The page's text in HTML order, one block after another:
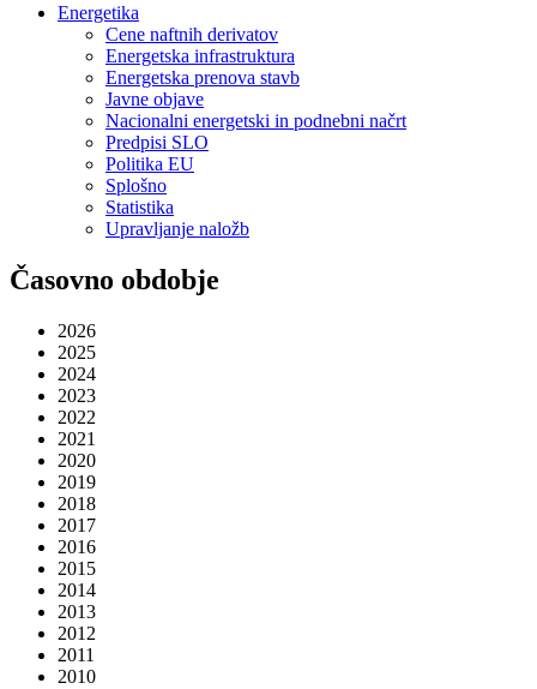
Energetika
Cene naftnih derivatov
Energetska infrastruktura
Energetska prenova stavb
Javne objave
Nacionalni energetski in podnebni načrt
Predpisi SLO
Politika EU
Splošno
Statistika
Upravljanje naložb
Časovno obdobje
2026
2025
2024
2023
2022
2021
2020
2019
2018
2017
2016
2015
2014
2013
2012
2011
2010